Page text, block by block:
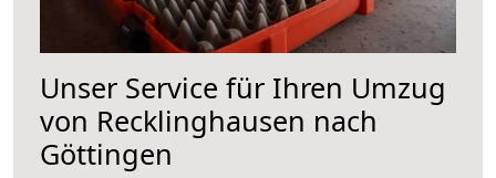
Unser Service für Ihren Umzug
von Recklinghausen nach
Göttingen